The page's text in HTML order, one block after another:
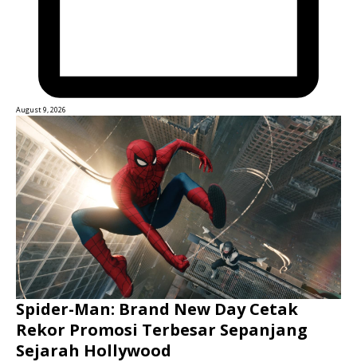
August 9, 2026
Spider-Man: Brand New Day Cetak
Rekor Promosi Terbesar Sepanjang
Sejarah Hollywood